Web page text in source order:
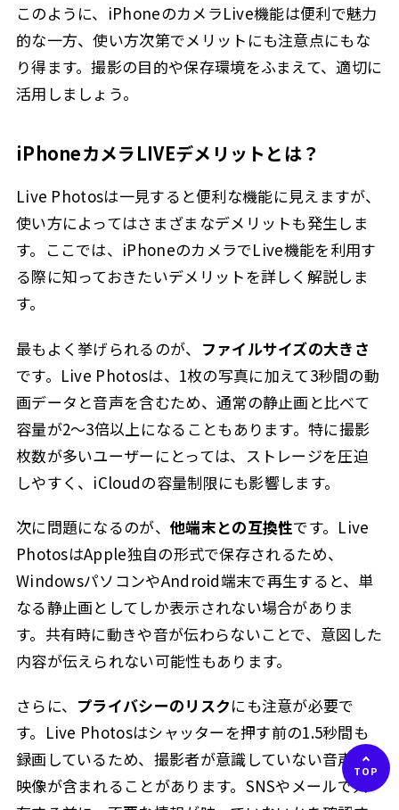
このように、iPhoneのカメラLive機能は便利で魅力
的な一方、使い方次第でメリットにも注意点にもな
り得ます。撮影の目的や保存環境をふまえて、適切に
活用しましょう。
iPhoneカメラLIVEデメリットとは？
Live Photosは一見すると便利な機能に見えますが、
使い方によってはさまざまなデメリットも発生しま
す。ここでは、iPhoneのカメラでLive機能を利用す
る際に知っておきたいデメリットを詳しく解説しま
す。
最もよく挙げられるのが、 ファイルサイズの大きさ
です。Live Photosは、1枚の写真に加えて3秒間の動
画データと音声を含むため、通常の静止画と比べて
容量が2〜3倍以上になることもあります。特に撮影
枚数が多いユーザーにとっては、ストレージを圧迫
しやすく、iCloudの容量制限にも影響します。
次に問題になるのが、 他端末との互換性です。Live
PhotosはApple独自の形式で保存されるため、
WindowsパソコンやAndroid端末で再生すると、単
なる静止画としてしか表示されない場合がありま
す。共有時に動きや音が伝わらないことで、意図した
内容が伝えられない可能性もあります。
さらに、 プライバシーのリスクにも注意が必要で
す。Live Photosはシャッターを押す前の1.5秒間も
録画しているため、撮影者が意識していない音声や
映像が含まれることがあります。SNSやメールで共